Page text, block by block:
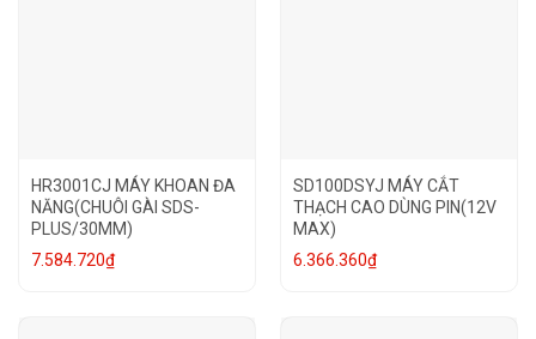
HR3001CJ MÁY KHOAN ĐA
NĂNG(CHUÔI GÀI SDS-
PLUS/30MM)
7.584.720₫
SD100DSYJ MÁY CẮT
THẠCH CAO DÙNG PIN(12V
MAX)
6.366.360₫